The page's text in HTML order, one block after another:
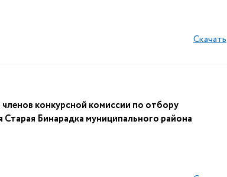
Скачать
конкурсной комиссии по отбору
Бинарадка муниципального района